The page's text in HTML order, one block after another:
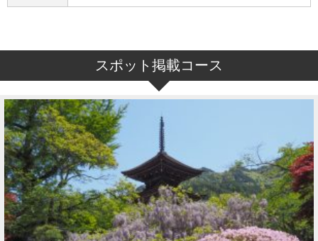
スポット掲載コース